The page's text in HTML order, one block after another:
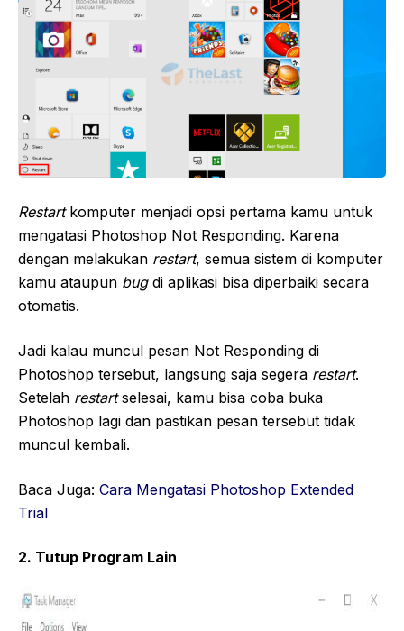
Restartkomputer menjadi opsi pertama kamu untuk
mengatasi Photoshop Not Responding. Karena
dengan melakukan restart, semua sistem di komputer
kamu ataupun bugdi aplikasi bisa diperbaiki secara
otomatis.
Jadi kalau muncul pesan Not Responding di
Photoshop tersebut, langsung saja segera restart.
Setelah restartselesai, kamu bisa coba buka
Photoshop lagi dan pastikan pesan tersebut tidak
muncul kembali.
Baca Juga: Cara Mengatasi Photoshop Extended
Trial
2. Tutup Program Lain